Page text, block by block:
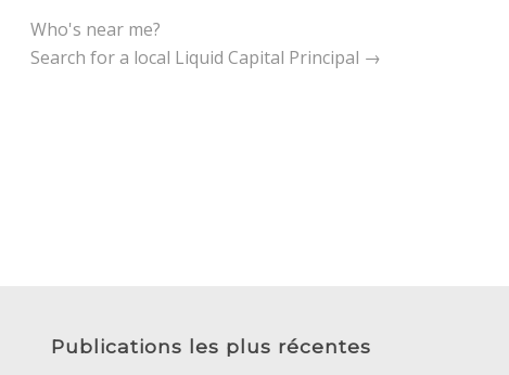
Who's near me?
Search for a local Liquid Capital Principal →
Publications les plus récentes